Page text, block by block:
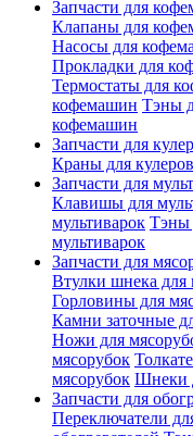
Запчасти для
Клапаны для
Насосы для
Прокладки для
Термостаты для
кофемашин Тэны
кофемашин
Запчасти для
Краны для кулеров
Запчасти для
Клавишы для
мультиварок Тэны
мультиварок
Запчасти для
Втулки шнека для
Горловины для
Камни заточные
Ножи для
мясорубок
мясорубок Шнеки
Запчасти для
Переключатели